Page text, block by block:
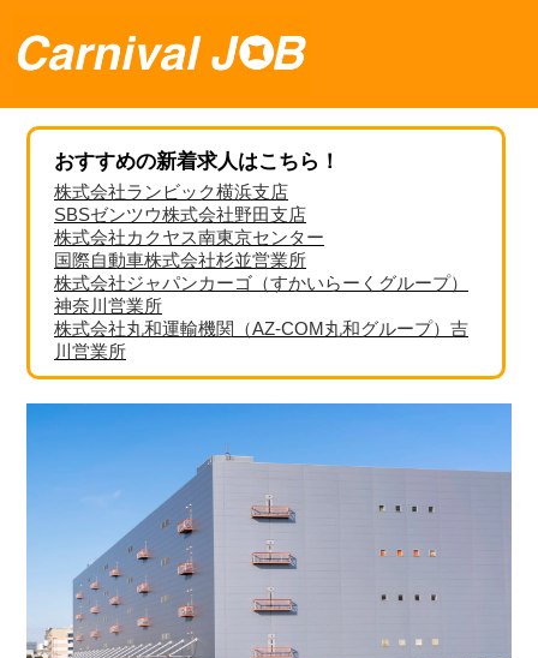
おすすめの新着求人はこちら！
株式会社ランビック横浜支店
SBSゼンツウ株式会社野田支店
株式会社カクヤス南東京センター
国際自動車株式会社杉並営業所
株式会社ジャパンカーゴ（すかいらーくグループ）
神奈川営業所
株式会社丸和運輸機関（AZ-COM丸和グループ）吉
川営業所